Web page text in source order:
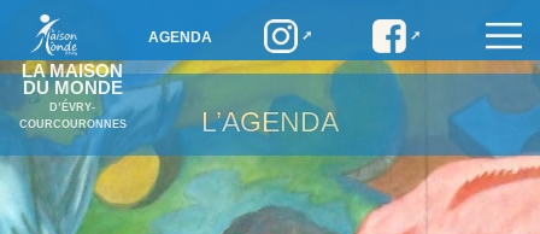
LA MAISON
DU MONDE
D’ÉVRY-
COURCOURONNES
AGENDA
L’AGENDA